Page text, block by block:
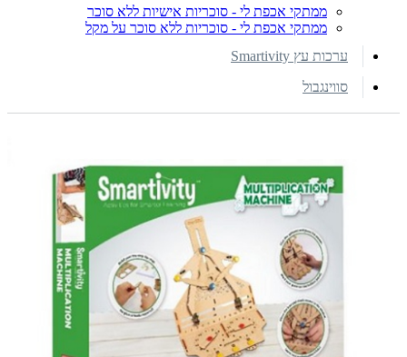
ממתקי אכפת לי - סוכריות אישיות ללא סוכר
ממתקי אכפת לי - סוכריות ללא סוכר על מקל
ערכות עץ Smartivity
סווינגבול